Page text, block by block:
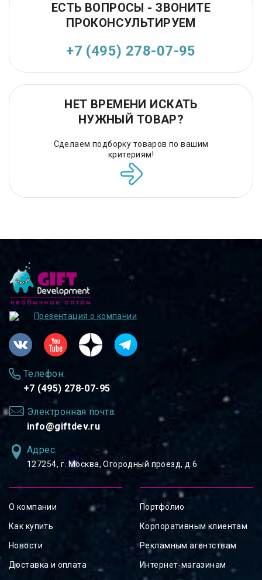
ЕСТЬ ВОПРОСЫ - ЗВОНИТЕ
ПРОКОНСУЛЬТИРУЕМ
+7 (495) 278-07-95
НЕТ ВРЕМЕНИ ИСКАТЬ
НУЖНЫЙ ТОВАР?
Сделаем подборку товаров по вашим
критериям!
Презентация о компании
Телефон:
+7 (495) 278-07-95
Электронная почта:
info@giftdev.ru
Адрес:
127254, ⁠г. Москва, Огородный проезд, д.6
О компании
Как купить
Новости
Доставка и оплата
Портфолио
Корпоративным клиентам
Рекламным агентствам
Интернет-магазинам